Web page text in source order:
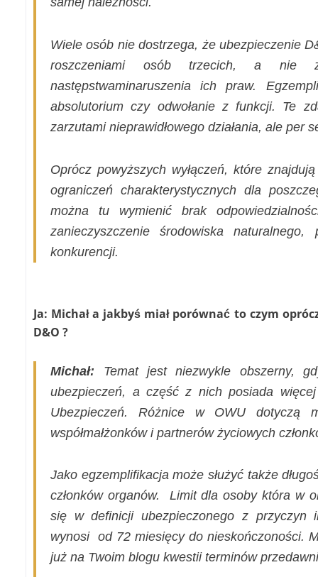
Wiele osób nie dostrzega, że ubezpieczenie
roszczeniami osób trzecich, a nie
następstwaminaruszenia ich praw.
absolutorium czy odwołanie z funkcji. Te
zarzutami nieprawidłowego działania, aleper
Oprócz powyższych wyłączeń, które
ograniczeń charakterystycznych dla
można tu wymienić brak
zanieczyszczenie środowiska
konkurencji.
Ja: Michał a jakbyś miał porównać to czym
D&O ?
Michał: Temat jest niezwykle obszerny,
ubezpieczeń, a część z nich posiada
Ubezpieczeń. Różnice w OWU dotyczą
współmałżonków i partnerów życiowych
Jako egzemplifikacja może służyć także
członków organów.
Limit dla osoby która w
się w definicji ubezpieczonego z przyczyn
wynosi od 72 miesięcy do nieskończoności.
już na Twoim blogu kwestii terminów